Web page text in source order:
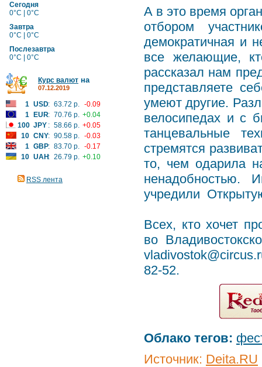
Сегодня
0°C | 0°C
Завтра
0°C | 0°C
Послезавтра
0°C | 0°C
Курс валют на
07.12.2019
1 USD: 63.72 р. -0.09
1
EUR: 70.76 р. +0.04
100 JPY : 58.66 р. +0.05
10 CNY: 90.58 р. -0.03
1 GBP: 83.70 р. -0.17
10 UAH: 26.79 р. +0.10
RSS лента
А в это время
отбором
демократичная и
все желающие,
рассказал нам
представляете
умеют другие.
велосипедах и с
танцевальные
стремятся
то, чем одарила
ненадобностью.
учредили
Всех, кто хочет
во
82-52.
Облако тегов:
Источник: Deita.RU